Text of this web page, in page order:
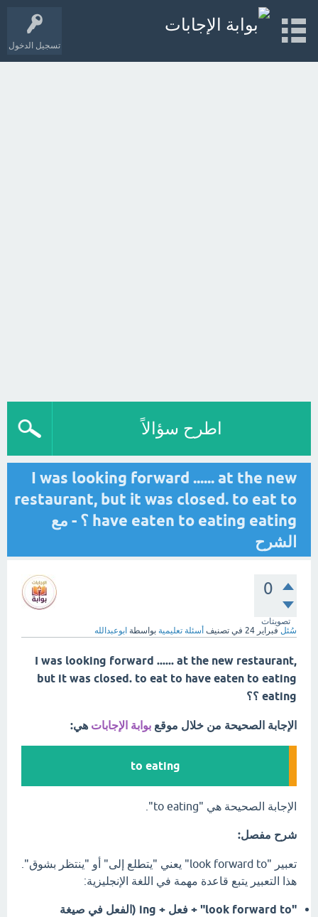
تسجيل الدخول
اطرح سؤالاً
I was looking forward ...... at the new
restaurant, but it was closed. to eat to
have eaten to eating eating ؟ - مع
الشرح
0
تصويتات
سُئل فبراير 24 في تصنيف أسئلة تعليمية بواسطة ابوعبدالله
I was looking forward ...... at the new restaurant,
but it was closed. to eat to have eaten to eating
eating ؟؟
الإجابة الصحيحة من خلال موقع بوابة الإجابات هي:
to eating
الإجابة الصحيحة هي "to eating".
شرح مفصل:
تعبير "look forward to" يعني "يتطلع إلى" أو "ينتظر بشوق".
هذا التعبير يتبع قاعدة مهمة في اللغة الإنجليزية:
"look forward to" + فعل + ing (الفعل في صيغة